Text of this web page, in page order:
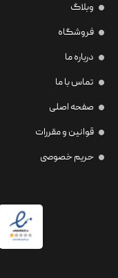
وبلاگ
فروشگاه
درباره ما
تماس با ما
صفحه اصلی
قوانین و مقررات
حریم خصوصی